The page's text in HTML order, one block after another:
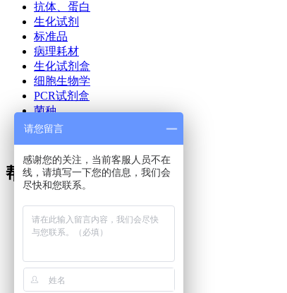
抗体、蛋白
生化试剂
标准品
病理耗材
生化试剂盒
细胞生物学
PCR试剂盒
菌种
技术文章
帮助与支持
· 技术支持
· 技术FAQ
· 购买FAQ
请您留言
感谢您的关注，当前客服人员不在
线，请填写一下您的信息，我们会
尽快和您联系。